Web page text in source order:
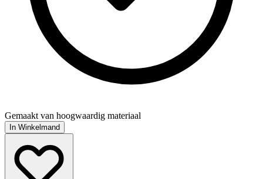
Gemaakt van hoogwaardig materiaal
In Winkelmand